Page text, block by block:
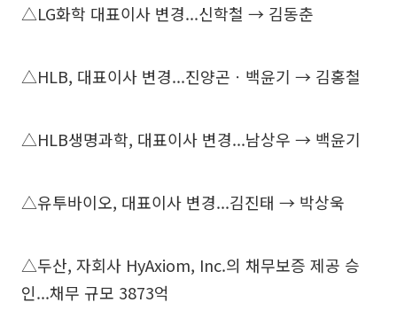
△LG화학 대표이사 변경...신학철 → 김동춘
△HLB, 대표이사 변경...진양곤ㆍ백윤기 → 김홍철
△HLB생명과학, 대표이사 변경...남상우 → 백윤기
△유투바이오, 대표이사 변경...김진태 → 박상욱
△두산, 자회사 HyAxiom, Inc.의 채무보증 제공 승
인...채무 규모 3873억